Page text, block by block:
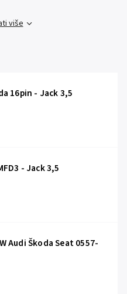
više
16pin - Jack 3,5
- Jack 3,5
Audi Škoda Seat 0557-